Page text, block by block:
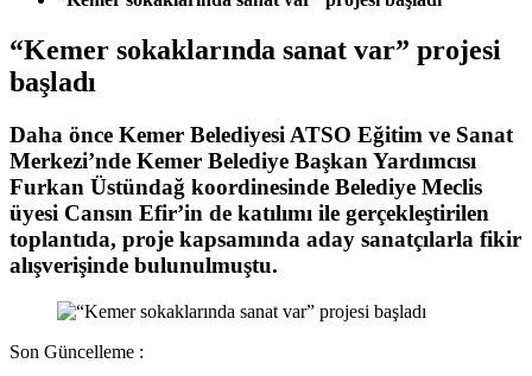
“Kemer sokaklarında sanat var” projesi
başladı
Daha önce Kemer Belediyesi ATSO Eğitim ve Sanat
Merkezi’nde Kemer Belediye Başkan Yardımcısı
Furkan Üstündağ koordinesinde Belediye Meclis
üyesi Cansın Efir’in de katılımı ile gerçekleştirilen
toplantıda, proje kapsamında aday sanatçılarla fikir
alışverişinde bulunulmuştu.
Son Güncelleme :